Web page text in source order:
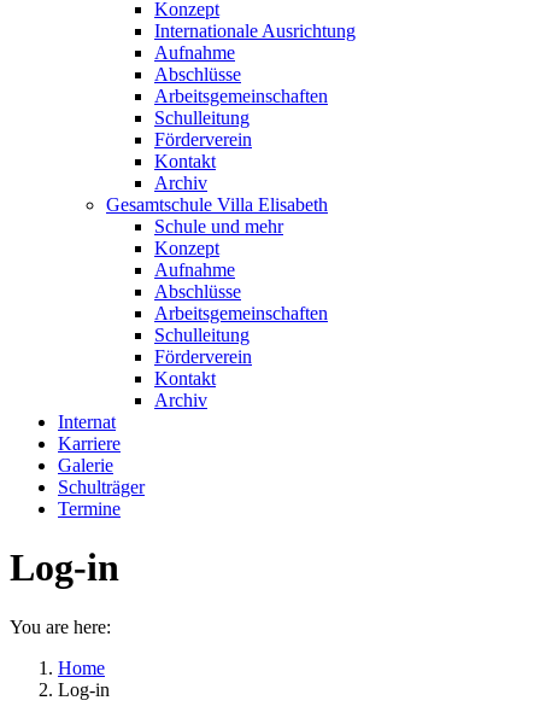
Konzept
Internationale Ausrichtung
Aufnahme
Abschlüsse
Arbeitsgemeinschaften
Schulleitung
Förderverein
Kontakt
Archiv
Gesamtschule Villa Elisabeth
Schule und mehr
Konzept
Aufnahme
Abschlüsse
Arbeitsgemeinschaften
Schulleitung
Förderverein
Kontakt
Archiv
Internat
Karriere
Galerie
Schulträger
Termine
Log-in
You are here:
Home
Log-in